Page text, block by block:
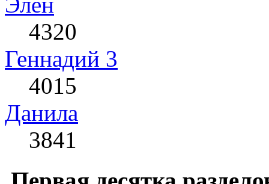
4320
Геннадий 3
4015
Данила
3841